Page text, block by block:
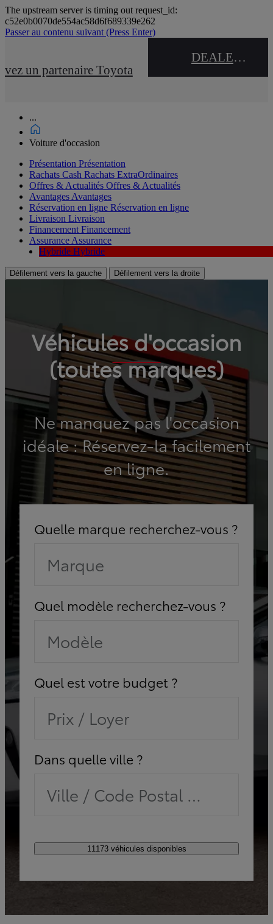
The upstream server is timing out request_id:
c52e0b0070de554ac58d6f689339e262
Passer au contenu suivant (Press Enter)
un partenaire Toyota
DEALER NAME
...
Voiture d'occasion
Présentation Présentation
Rachats Cash Rachats ExtraOrdinaires
Offres & Actualités Offres & Actualités
Avantages Avantages
Réservation en ligne Réservation en ligne
Livraison Livraison
Financement Financement
Assurance Assurance
Hybride Hybride
Défilement vers la gauche Défilement vers la droite
Véhicules d'occasion
(toutes marques)
Ne manquez pas l'occasion
idéale : Réservez-la facilement
en ligne.
Quelle marque recherchez-vous ?
Marque
Quel modèle recherchez-vous ?
Modèle
Quel est votre budget ?
Prix / Loyer
Dans quelle ville ?
Ville / Code Postal /
11173 véhicules disponibles